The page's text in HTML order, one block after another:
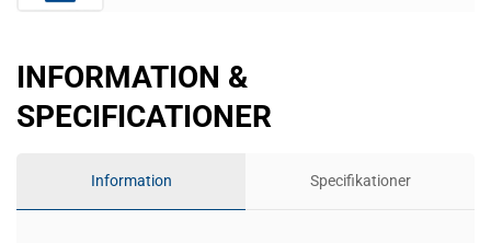
INFORMATION &
SPECIFICATIONER
Information Specifikationer